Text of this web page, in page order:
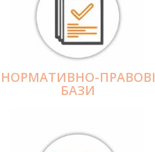
НОРМАТИВНО-ПРАВОВІ
БАЗИ